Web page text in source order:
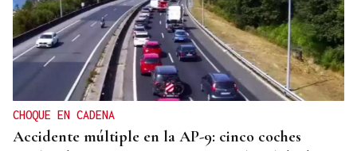
CHOQUE EN CADENA
Accidente múltiple en la AP-9: cinco coches